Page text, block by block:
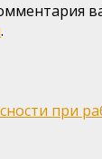
.
при